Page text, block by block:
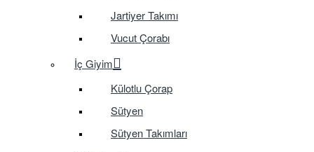
Jartiyer Takımı
Vucut Çorabı
İç Giyim
Külotlu Çorap
Sütyen
Sütyen Takımları